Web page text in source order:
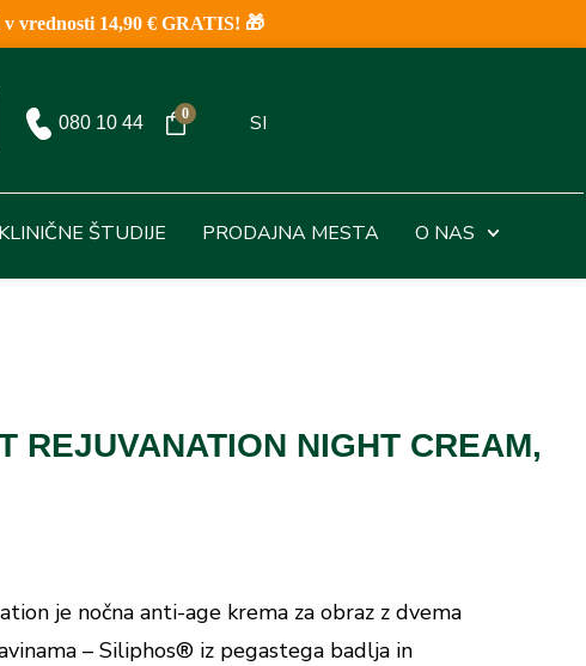
vrednosti 14,90 € GRATIS! 🎁
080 10 44 0 SI
KLINIČNE ŠTUDIJE PRODAJNA MESTA O NAS
REJUVANATION NIGHT CREAM,
je nočna anti-age krema za obraz z dvema
– Siliphos® iz pegastega badlja in